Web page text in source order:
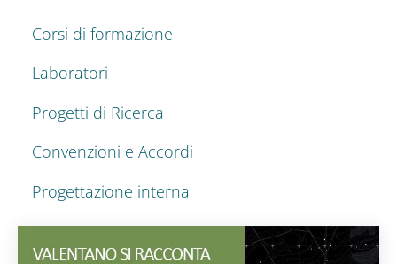
Corsi di formazione
Laboratori
Progetti di Ricerca
Convenzioni e Accordi
Progettazione interna